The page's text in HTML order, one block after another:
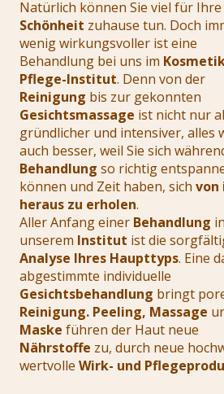
Natürlich können Sie viel für Ihre
Schönheit zuhause tun. Doch
wenig wirkungsvoller ist eine
Behandlung bei uns im
Pflege-Institut. Denn von der
Reinigung bis zur gekonnten
Gesichtsmassage ist nicht nur
gründlicher und intensiver, alles
auch besser, weil Sie sich
Behandlung so richtig
können und Zeit haben, sichvon
heraus zu erholen.
Aller Anfang einer Behandlung in
unserem Institut ist die
Analyse Ihres Haupttyps. Eine
abgestimmte individuelle
Gesichtsbehandlung bringt
Reinigung. Peeling, Massage
Maske führen der Haut neue
Nährstoffe zu, durch neue
wertvolleWirk- und